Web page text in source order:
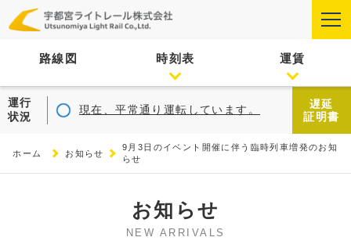
路線図 時刻表 運賃
運行
状況
現在、平常通り運転しています。
遅延
証明書
ホーム お知らせ
9月3日のイベント開催に伴う臨時列車増発のお知
らせ
お知らせ
NEW ARRIVALS